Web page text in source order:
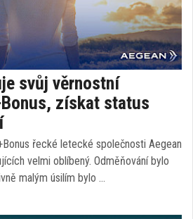
svůj věrnostní
získat status
řecké letecké společnosti Aegean
velmi oblíbený. Odměňování bylo
malým úsilím bylo …